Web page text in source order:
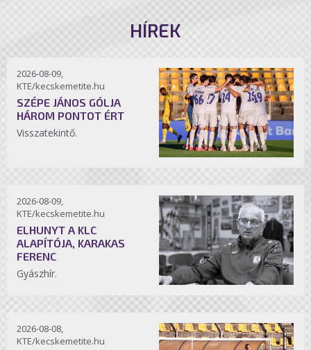
HÍREK
2026-08-09,
KTE/kecskemetite.hu
SZÉPE JÁNOS GÓLJA
HÁROM PONTOT ÉRT
Visszatekintő.
2026-08-09,
KTE/kecskemetite.hu
ELHUNYT A KLC
ALAPÍTÓJA, KARAKAS
FERENC
Gyászhír.
2026-08-08,
KTE/kecskemetite.hu